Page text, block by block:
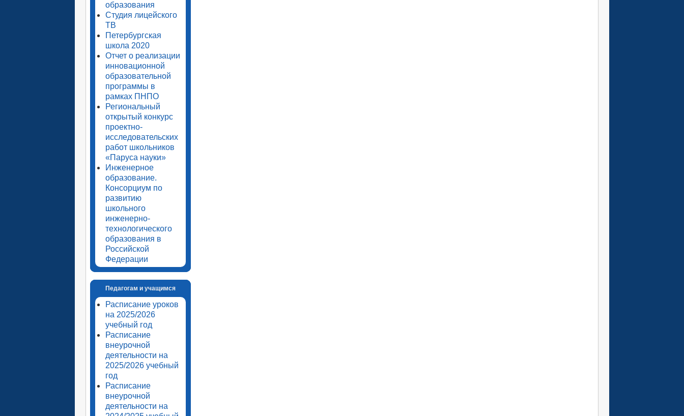
образования
Студия лицейского
ТВ
Петербургская
школа 2020
Отчет о реализации
инновационной
образовательной
программы в
рамках ПНПО
Региональный
открытый конкурс
проектно-
исследовательских
работ школьников
«Паруса науки»
Инженерное
образование.
Консорциум по
развитию
школьного
инженерно-
технологического
образования в
Российской
Федерации
Педагогам и учащимся
Расписание уроков
на 2025/2026
учебный год
Расписание
внеурочной
деятельности на
2025/2026 учебный
год
Расписание
внеурочной
деятельности на